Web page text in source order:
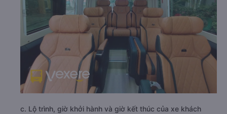
c. Lộ trình, giờ khởi hành và giờ kết thúc của xe khách